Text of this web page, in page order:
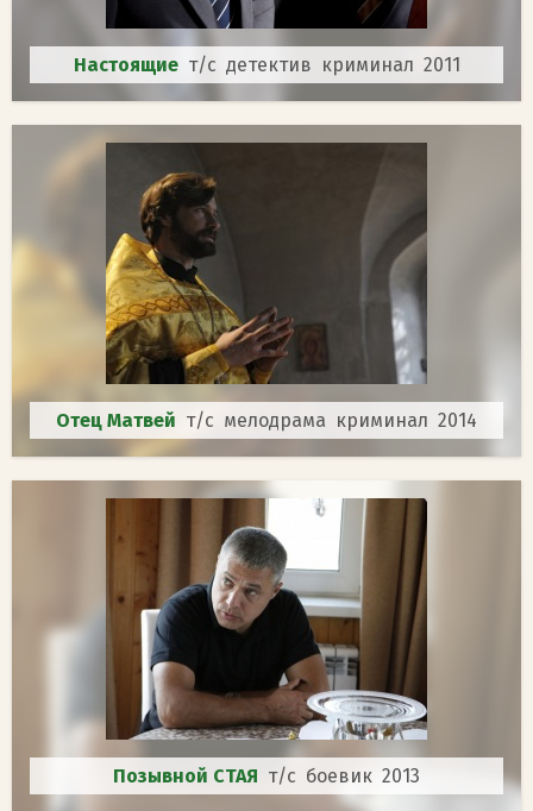
Настоящие т/с детектив криминал 2011
Отец Матвей т/с мелодрама криминал 2014
Позывной СТАЯ т/с боевик 2013